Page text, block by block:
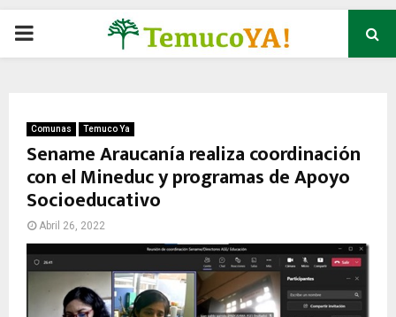
P
M
A
Comunas Temuco Ya
Sename Araucanía realiza coordinación
con el Mineduc y programas de Apoyo
Socioeducativo
Abril 26, 2022